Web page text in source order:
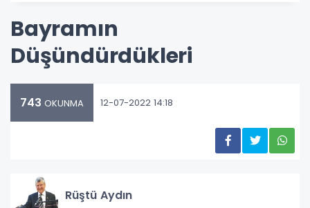
Bayramın
Düşündürdükleri
743 OKUNMA 12-07-2022 14:18
Rüştü Aydın